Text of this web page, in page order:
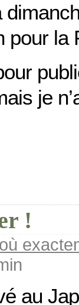
pour la
je
!
au